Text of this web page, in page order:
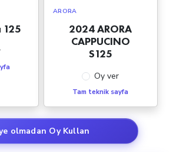
125
ARORA
2024 ARORA
CAPPUCINO
S125
Oy ver
Tam teknik sayfa
olmadan Oy Kullan